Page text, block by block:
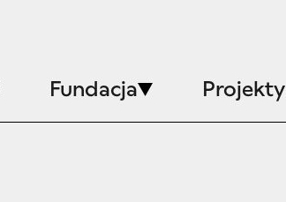
Fundacja Projekty